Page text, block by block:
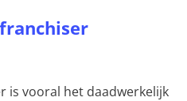
is vooral het daadwerkelijk